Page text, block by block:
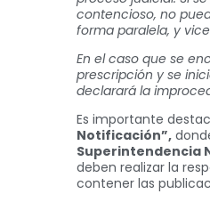
contencioso, no
forma paralela, y
En el caso que se
prescripción y se
declarará la
Es importante
Notificación”,
Superintendencia
deben realizar la
contener las